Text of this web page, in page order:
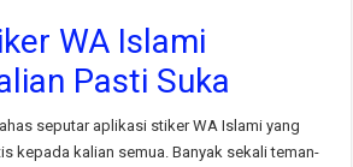
WA Islami
Pasti Suka
seputar aplikasi stiker WA Islami yang
kepada kalian semua. Banyak sekali teman-